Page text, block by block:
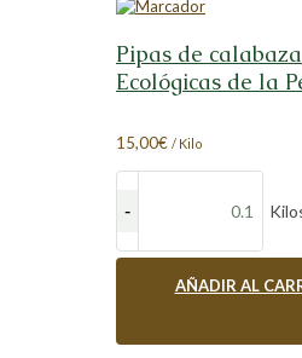
Pipas de calabaza
Ecológicas de la
15,00€ / Kilo
AÑADIR AL